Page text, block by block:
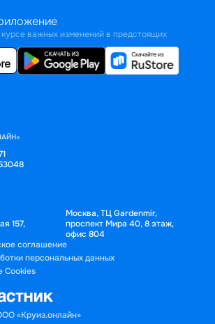
важных изменений в предстоящих
157,
Москва, ТЦ Gardenmir,
проспект Мира 40, 8 этаж,
офис 804
«Круиз.онлайн»
соглашение
персональных данных
Cookies